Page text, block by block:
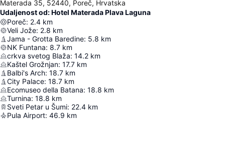
Materada 35, 52440, Poreč, Hrvatska
Udaljenost od: Hotel Materada Plava Laguna
Poreč: 2.4 km
Veli Jože: 2.8 km
Jama - Grotta Baredine: 5.8 km
NK Funtana: 8.7 km
crkva svetog Blaža: 14.2 km
Kaštel Grožnjan: 17.7 km
Balbi's Arch: 18.7 km
City Palace: 18.7 km
Ecomuseo della Batana: 18.8 km
Turnina: 18.8 km
Sveti Petar u Šumi: 22.4 km
Pula Airport: 46.9 km